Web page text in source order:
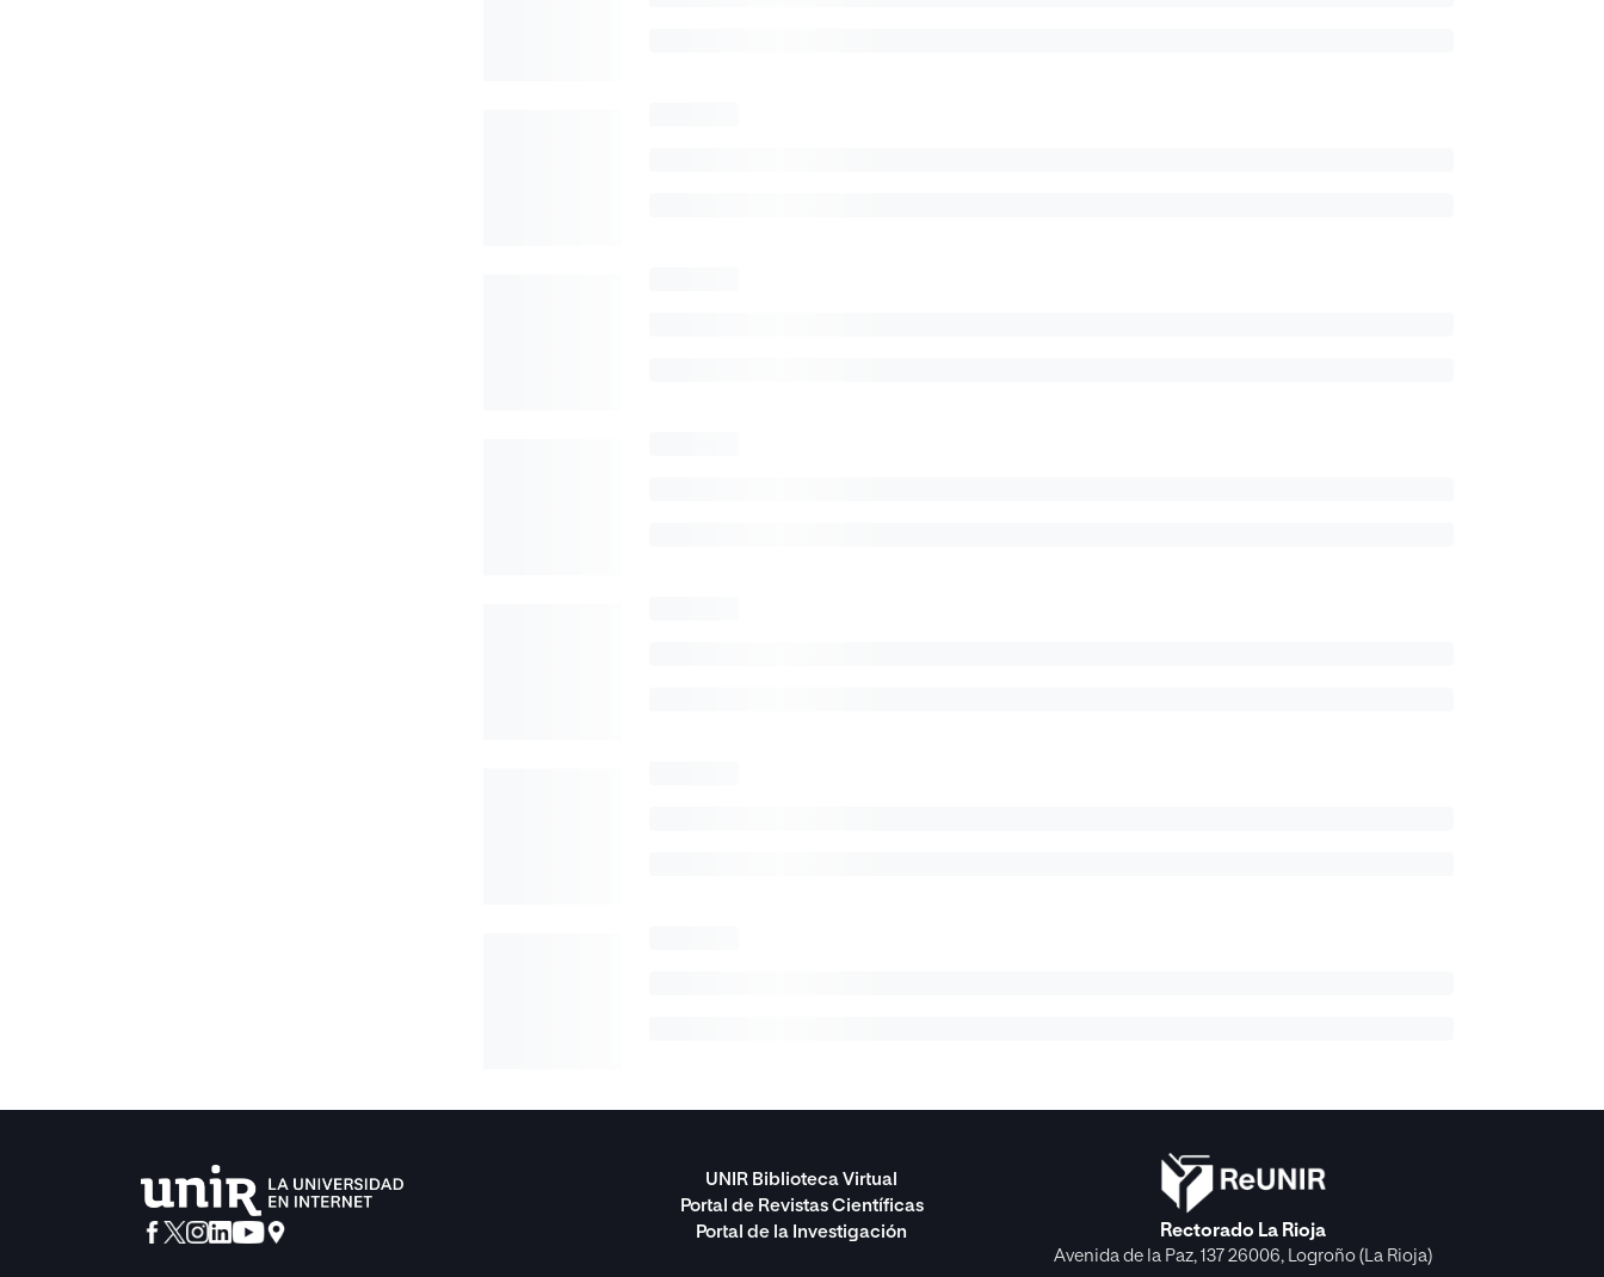
UNIR Biblioteca Virtual
Portal de Revistas Científicas
Portal de la Investigación
Rectorado La Rioja
Avenida de la Paz, 137 26006, Logroño (La Rioja)